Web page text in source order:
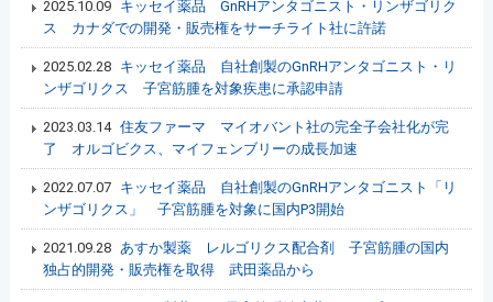
2025.10.09
キッセイ薬品 GnRHアンタゴニスト・リンザゴリク
ス カナダでの開発・販売権をサーチライト社に許諾
2025.02.28
キッセイ薬品 自社創製のGnRHアンタゴニスト・リ
ンザゴリクス 子宮筋腫を対象疾患に承認申請
2023.03.14 住友ファーマ マイオバント社の完全子会社化が完
了 オルゴビクス、マイフェンブリーの成長加速
2022.07.07
キッセイ薬品 自社創製のGnRHアンタゴニスト「リ
ンザゴリクス」 子宮筋腫を対象に国内P3開始
2021.09.28 あすか製薬 レルゴリクス配合剤 子宮筋腫の国内
独占的開発・販売権を取得 武田薬品から